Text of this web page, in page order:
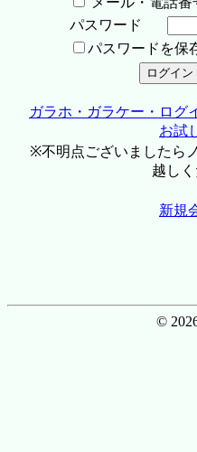
パスワード
パスワードを保
ガラホ・ガラケー・ログ
お試
※不明点ございましたら
越しく
新規
©